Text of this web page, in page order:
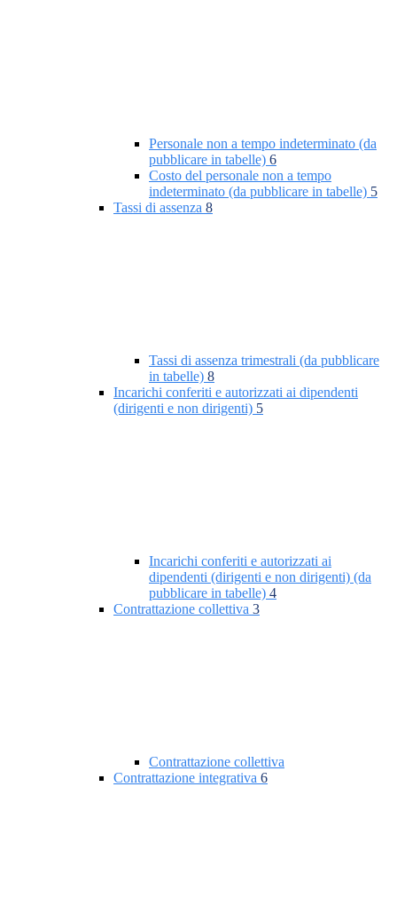
Personale non a tempo indeterminato (da
pubblicare in tabelle) 6
Costo del personale non a tempo
indeterminato (da pubblicare in tabelle) 5
Tassi di assenza 8
Tassi di assenza trimestrali (da pubblicare
in tabelle) 8
Incarichi conferiti e autorizzati ai dipendenti
(dirigenti e non dirigenti) 5
Incarichi conferiti e autorizzati ai
dipendenti (dirigenti e non dirigenti) (da
pubblicare in tabelle) 4
Contrattazione collettiva 3
Contrattazione collettiva
Contrattazione integrativa 6